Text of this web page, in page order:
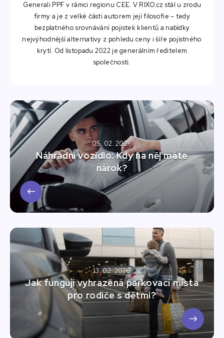
Generali PPF v rámci regionu CEE. V RIXO.cz stál u zrodu
firmy a je z velké části autorem její filosofie – tedy
bezplatného srovnávání pojistek klientů a nabídky
nejvýhodnější alternativy z pohledu ceny i šíře pojistného
krytí. Od listopadu 2022 je generálním ředitelem
společnosti.
05. 02. 2026
Náhradní vozidlo: Kdy na něj máte
nárok?
13. 02. 2026
Jak fungují vyhrazená parkovací místa
pro rodiče s dětmi?